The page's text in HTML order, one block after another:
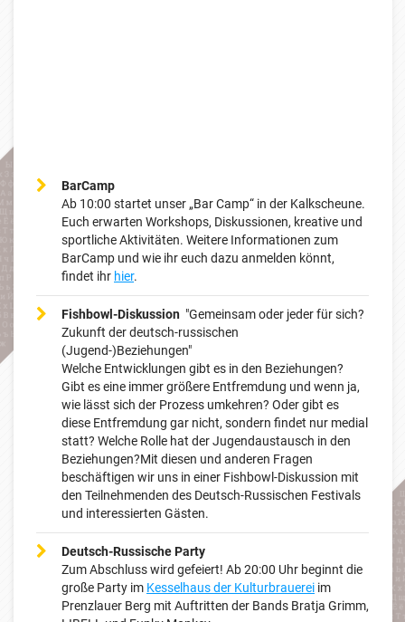
BarCamp
Ab 10:00 startet unser „Bar Camp“ in der Kalkscheune.
Euch erwarten Workshops, Diskussionen, kreative und
sportliche Aktivitäten. Weitere Informationen zum
BarCamp und wie ihr euch dazu anmelden könnt,
findet ihr hier.
Fishbowl-Diskussion "Gemeinsam oder jeder für sich?
Zukunft der deutsch-russischen
(Jugend-)Beziehungen"
Welche Entwicklungen gibt es in den Beziehungen?
Gibt es eine immer größere Entfremdung und wenn ja,
wie lässt sich der Prozess umkehren? Oder gibt es
diese Entfremdung gar nicht, sondern findet nur medial
statt? Welche Rolle hat der Jugendaustausch in den
Beziehungen?Mit diesen und anderen Fragen
beschäftigen wir uns in einer Fishbowl-Diskussion mit
den Teilnehmenden des Deutsch-Russischen Festivals
und interessierten Gästen.
Deutsch-Russische Party
Zum Abschluss wird gefeiert! Ab 20:00 Uhr beginnt die
große Party im Kesselhaus der Kulturbrauerei im
Prenzlauer Berg mit Auftritten der Bands Bratja Grimm,